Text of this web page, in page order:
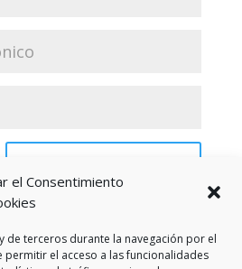
el Consentimiento
de terceros durante la navegación por el
el acceso a las funcionalidades